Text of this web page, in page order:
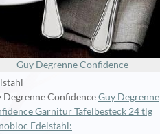
Guy Degrenne Confidence
Degrenne ConfidenceGuy Degrenne
Garnitur Tafelbesteck 24 tlg
Edelstahl: